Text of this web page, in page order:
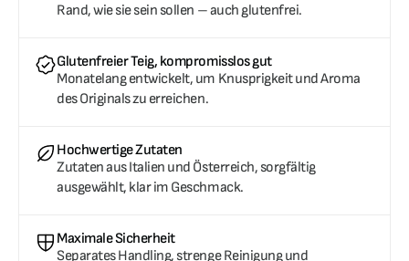
Rand, wie sie sein sollen – auch glutenfrei.
Glutenfreier Teig, kompromisslos gut
Monatelang entwickelt, um Knusprigkeit und Aroma
des Originals zu erreichen.
Hochwertige Zutaten
Zutaten aus Italien und Österreich, sorgfältig
ausgewählt, klar im Geschmack.
Maximale Sicherheit
Separates Handling, strenge Reinigung und